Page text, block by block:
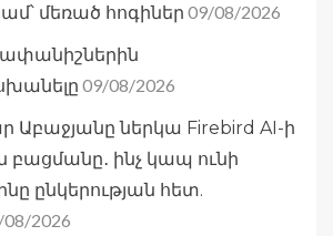
մեռած հոգիներ 09/08/2026
09/08/2026
Աբաջյանը ներկա Firebird AI-ի
ինչ կապ ունի
ընկերության հետ.
2026